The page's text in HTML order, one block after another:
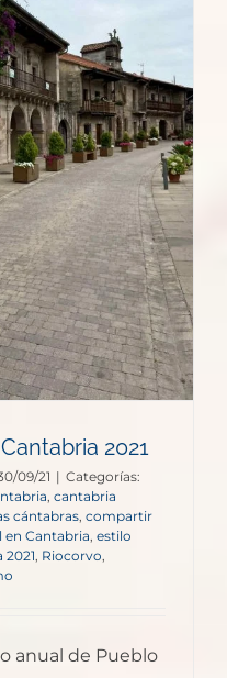
2021
09/21 | Categorías:
cantabria
cántabras compartir
en Cantabria, estilo
Riocorvo
anual de Pueblo